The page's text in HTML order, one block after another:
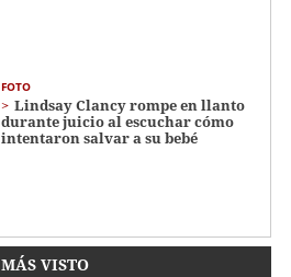
FOTO
Lindsay Clancy rompe en llanto
durante juicio al escuchar cómo
intentaron salvar a su bebé
MÁS VISTO